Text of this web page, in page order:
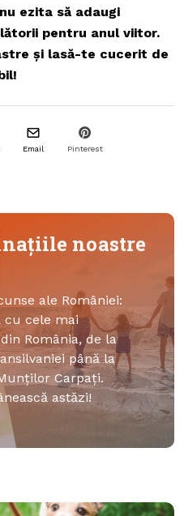
ezita să adaugi
pentru anul viitor.
și lasă-te cucerit de
Email Pinterest
noastre
ale României:
cu cele mai
România, de la
până la
Carpați.
astăzi!